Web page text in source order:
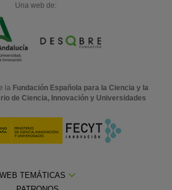
Una web de:
la Fundación Española para la Ciencia y la
de Ciencia, Innovación y Universidades
WEB TEMÁTICAS